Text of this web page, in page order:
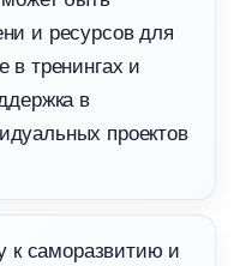
и ресурсов для
в тренингах и
проекто
к саморазвитию и